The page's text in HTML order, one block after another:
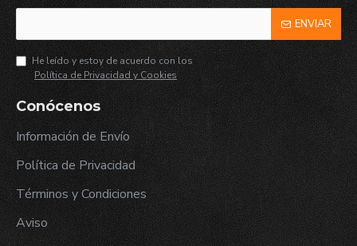
ENVIAR
He leído y estoy de acuerdo con los
Política de Privacidad y Cookies
Conócenos
Información de Envío
Política de Privacidad
Términos y Condiciones
Aviso